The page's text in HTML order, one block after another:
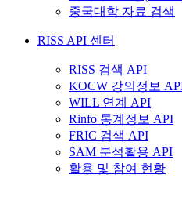
중국대학 자료 검색
RISS API 센터
RISS 검색 API
KOCW 강의정보
WILL 연계 API
Rinfo 통계정보 API
FRIC 검색 API
SAM 분석활용 API
활용 및 참여 현황